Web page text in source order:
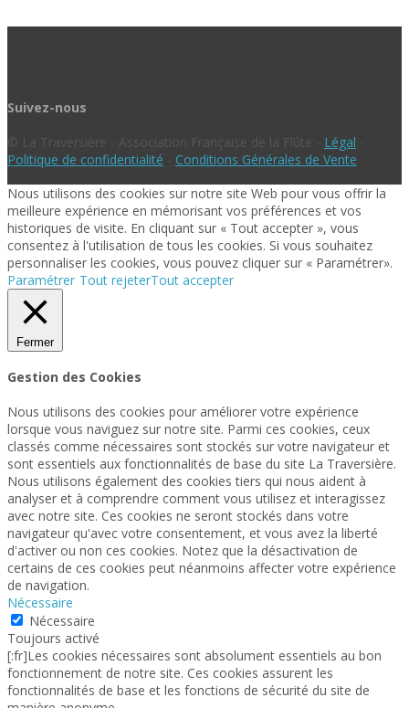
Suivez-nous
© La Traversière - Association Française de la Flûte - Légal -
Politique de confidentialité - Conditions Générales de Vente
Nous utilisons des cookies sur notre site Web pour vous offrir la
meilleure expérience en mémorisant vos préférences et vos
historiques de visite. En cliquant sur « Tout accepter », vous
consentez à l'utilisation de tous les cookies. Si vous souhaitez
personnaliser les cookies, vous pouvez cliquer sur « Paramétrer».
Paramétrer Tout rejeterTout accepter
Fermer
Gestion des Cookies
Nous utilisons des cookies pour améliorer votre expérience
lorsque vous naviguez sur notre site. Parmi ces cookies, ceux
classés comme nécessaires sont stockés sur votre navigateur et
sont essentiels aux fonctionnalités de base du site La Traversière.
Nous utilisons également des cookies tiers qui nous aident à
analyser et à comprendre comment vous utilisez et interagissez
avec notre site. Ces cookies ne seront stockés dans votre
navigateur qu'avec votre consentement, et vous avez la liberté
d'activer ou non ces cookies. Notez que la désactivation de
certains de ces cookies peut néanmoins affecter votre expérience
de navigation.
Nécessaire
Nécessaire
Toujours activé
[:fr]Les cookies nécessaires sont absolument essentiels au bon
fonctionnement de notre site. Ces cookies assurent les
fonctionnalités de base et les fonctions de sécurité du site de